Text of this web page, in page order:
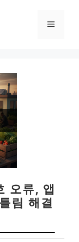
메
오류, 앱
림 해결